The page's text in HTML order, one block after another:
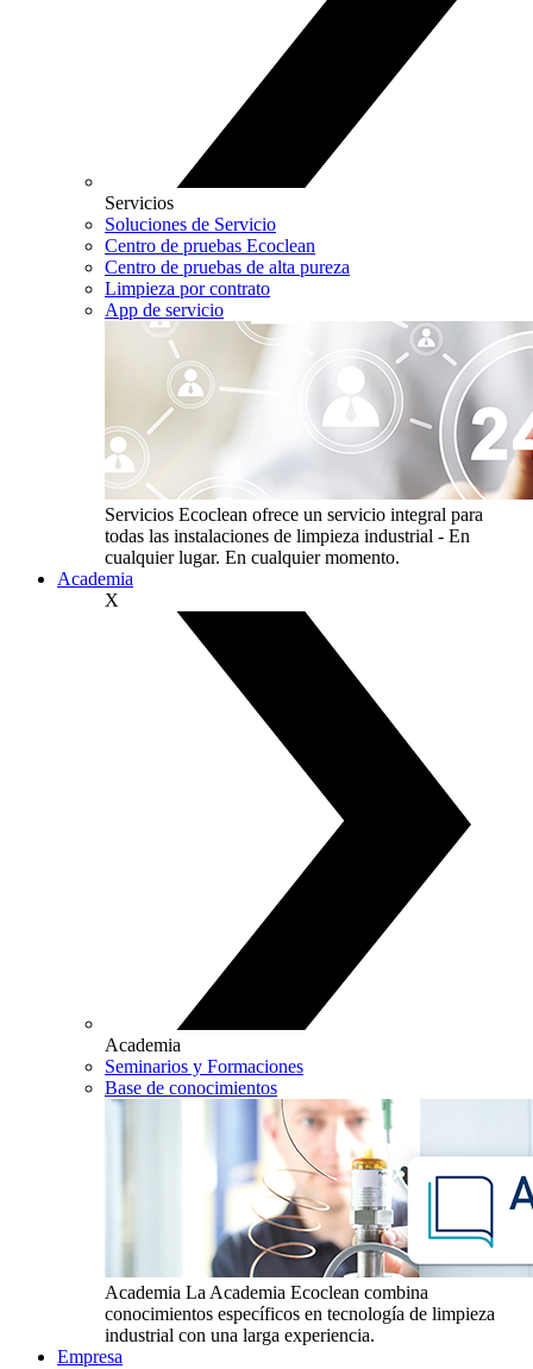
Servicios
Soluciones de Servicio
Centro de pruebas Ecoclean
Centro de pruebas de alta pureza
Limpieza por contrato
App de servicio
Servicios Ecoclean ofrece un servicio integral para
todas las instalaciones de limpieza industrial - En
cualquier lugar. En cualquier momento.
Academia
X
Academia
Seminarios y Formaciones
Base de conocimientos
Academia La Academia Ecoclean combina
conocimientos específicos en tecnología de limpieza
industrial con una larga experiencia.
Empresa